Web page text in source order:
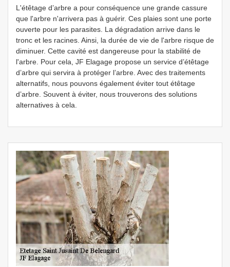
L'étêtage d’arbre a pour conséquence une grande cassure
que l'arbre n'arrivera pas à guérir. Ces plaies sont une porte
ouverte pour les parasites. La dégradation arrive dans le
tronc et les racines. Ainsi, la durée de vie de l'arbre risque de
diminuer. Cette cavité est dangereuse pour la stabilité de
l'arbre. Pour cela, JF Elagage propose un service d’étêtage
d’arbre qui servira à protéger l’arbre. Avec des traitements
alternatifs, nous pouvons également éviter tout étêtage
d’arbre. Souvent à éviter, nous trouverons des solutions
alternatives à cela.